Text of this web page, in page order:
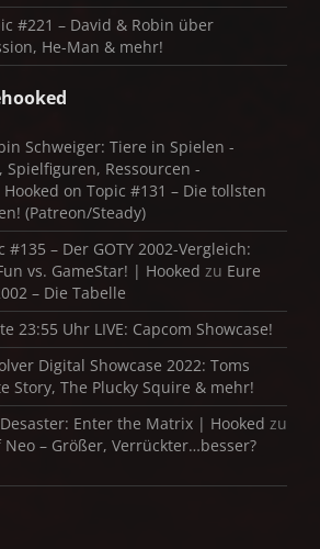
#221 – David & Robin über
He-Man & mehr!
Schweiger: Tiere in Spielen -
Spielfiguren, Ressourcen -
Hooked on Topic #131 – Die tollsten
(Patreon/Steady)
#135 – Der GOTY 2002-Vergleich:
vs. GameStar! | Hooked zu Eure
– Die Tabelle
23:55 Uhr LIVE: Capcom Showcase!
Digital Showcase 2022: Toms
Story, The Plucky Squire & mehr!
Enter the Matrix | Hooked zu
– Größer, Verrückter…besser?